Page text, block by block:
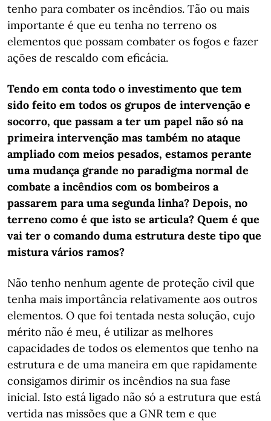
tenho para combater os incêndios. Tão ou mais
importante é que eu tenha no terreno os
elementos que possam combater os fogos e fazer
ações de rescaldo com eficácia.
Tendo em conta todo o investimento que tem
sido feito em todos os grupos de intervenção e
socorro, que passam a ter um papel não só na
primeira intervenção mas também no ataque
ampliado com meios pesados, estamos perante
uma mudança grande no paradigma normal de
combate a incêndios com os bombeiros a
passarem para uma segunda linha? Depois, no
terreno como é que isto se articula? Quem é que
vai ter o comando duma estrutura deste tipo que
mistura vários ramos?
Não tenho nenhum agente de proteção civil que
tenha mais importância relativamente aos outros
elementos. O que foi tentada nesta solução, cujo
mérito não é meu, é utilizar as melhores
capacidades de todos os elementos que tenho na
estrutura e de uma maneira em que rapidamente
consigamos dirimir os incêndios na sua fase
inicial. Isto está ligado não só a estrutura que está
vertida nas missões que a GNR tem e que